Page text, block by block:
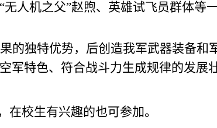
人机之父”赵煦、英雄试飞员群体等
的独特优势，后创造我军武器装备和
特色、符合战斗力生成规律的发展
在校生有兴趣的也可参加。